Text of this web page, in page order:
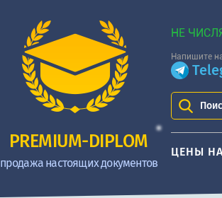
PREMIUM-DIPLOM
продажа настоящих документов
НЕ
Напишите
ЦЕНЫ